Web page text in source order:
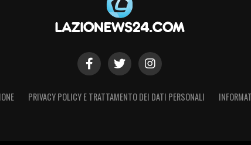
PRIVACY POLICY E TRATTAMENTO DEI DATI PERSONALI